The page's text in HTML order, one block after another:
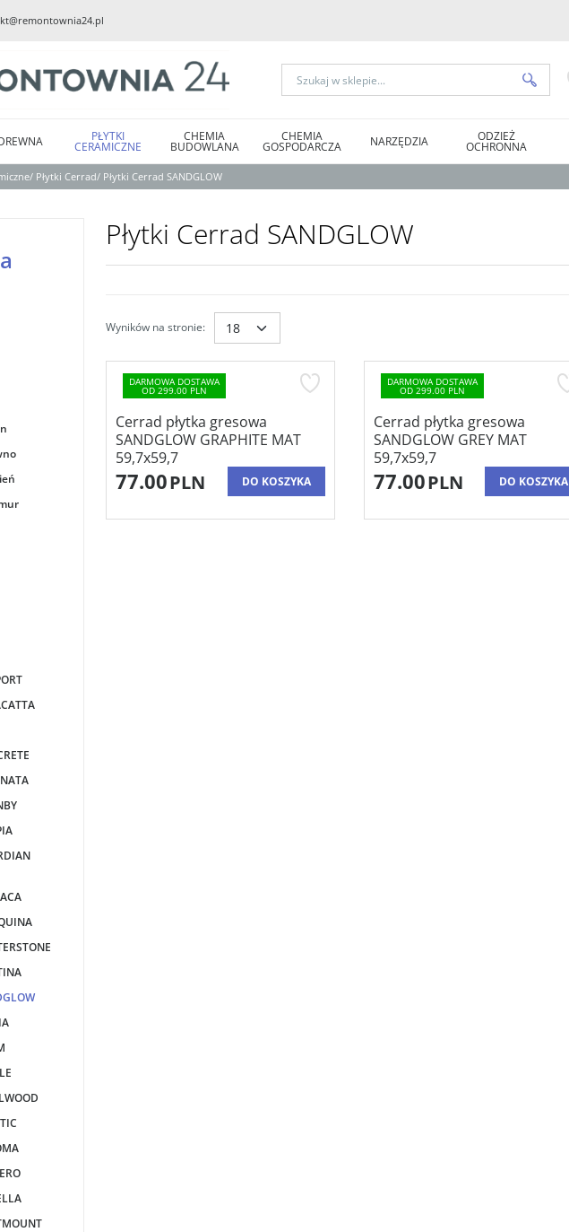
PŁYTKI
CERAMICZNE
CHEMIA
BUDOWLANA
CHEMIA
GOSPODARCZA NARZĘDZIA ODZIEŻ
OCHRONNA
/ Płytki Cerrad/ Płytki Cerrad SANDGLOW
Płytki Cerrad SANDGLOW
Wyników na stronie:
DARMOWA DOSTAWA
OD 299.00 PLN
Cerrad płytka gresowa
SANDGLOW GRAPHITE MAT
59,7x59,7
77.00PLN DO KOSZYKA
DARMOWA DOSTAWA
OD 299.00 PLN
Cerrad płytka gresowa
SANDGLOW GREY MAT
59,7x59,7
77.00PLN DO KOSZYKA